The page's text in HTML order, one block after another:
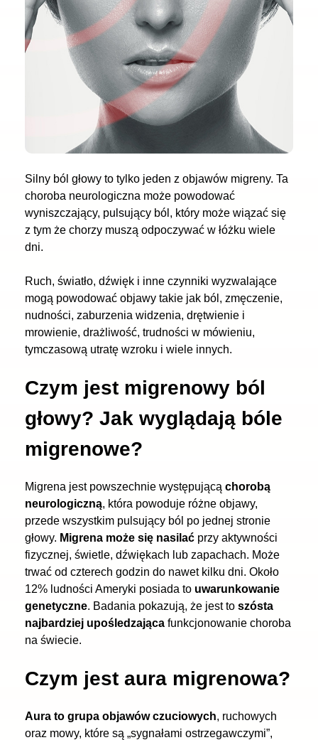
Silny ból głowy to tylko jeden z objawów migreny. Ta
choroba neurologiczna może powodować
wyniszczający, pulsujący ból, który może wiązać się
z tym że chorzy muszą odpoczywać w łóżku wiele
dni.
Ruch, światło, dźwięk i inne czynniki wyzwalające
mogą powodować objawy takie jak ból, zmęczenie,
nudności, zaburzenia widzenia, drętwienie i
mrowienie, drażliwość, trudności w mówieniu,
tymczasową utratę wzroku i wiele innych.
Czym jest migrenowy ból
głowy? Jak wyglądają bóle
migrenowe?
Migrena jest powszechnie występującą chorobą
neurologiczną, która powoduje różne objawy,
przede wszystkim pulsujący ból po jednej stronie
głowy. Migrena może się nasilać przy aktywności
fizycznej, świetle, dźwiękach lub zapachach. Może
trwać od czterech godzin do nawet kilku dni. Około
12% ludności Ameryki posiada to uwarunkowanie
genetyczne. Badania pokazują, że jest to szósta
najbardziej upośledzająca funkcjonowanie choroba
na świecie.
Czym jest aura migrenowa?
Aura to grupa objawów czuciowych, ruchowych
oraz mowy, które są „sygnałami ostrzegawczymi”,